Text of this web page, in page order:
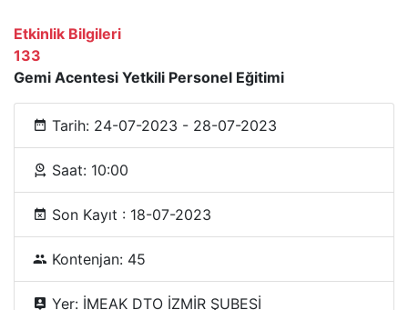
Etkinlik Bilgileri
133
Gemi Acentesi Yetkili Personel Eğitimi
Tarih: 24-07-2023 - 28-07-2023
Saat: 10:00
Son Kayıt : 18-07-2023
Kontenjan: 45
Yer: İMEAK DTO İZMİR ŞUBESİ